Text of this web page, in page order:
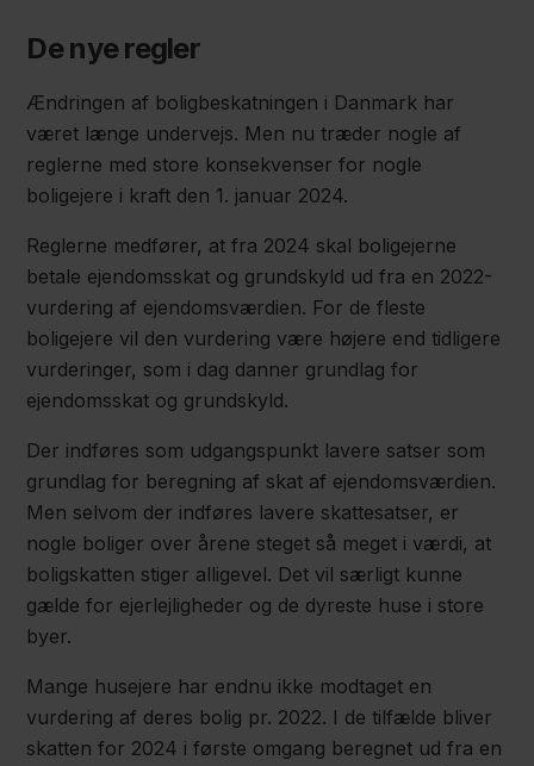
De nye regler
Ændringen af boligbeskatningen i Danmark har
været længe undervejs. Men nu træder nogle af
reglerne med store konsekvenser for nogle
boligejere i kraft den 1. januar 2024.
Reglerne medfører, at fra 2024 skal boligejerne
betale ejendomsskat og grundskyld ud fra en 2022-
vurdering af ejendomsværdien. For de fleste
boligejere vil den vurdering være højere end tidligere
vurderinger, som i dag danner grundlag for
ejendomsskat og grundskyld.
Der indføres som udgangspunkt lavere satser som
grundlag for beregning af skat af ejendomsværdien.
Men selvom der indføres lavere skattesatser, er
nogle boliger over årene steget så meget i værdi, at
boligskatten stiger alligevel. Det vil særligt kunne
gælde for ejerlejligheder og de dyreste huse i store
byer.
Mange husejere har endnu ikke modtaget en
vurdering af deres bolig pr. 2022. I de tilfælde bliver
skatten for 2024 i første omgang beregnet ud fra en